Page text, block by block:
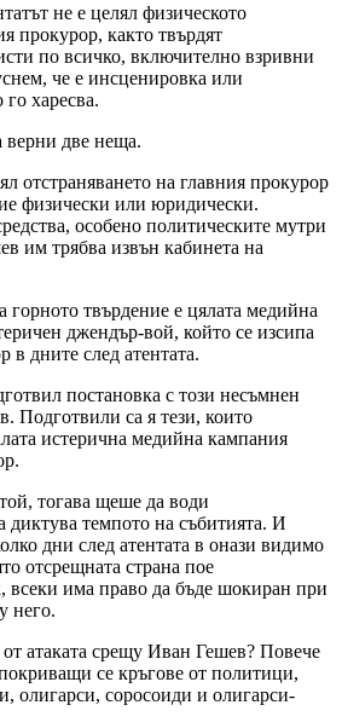
не е целял физическото
прокурор, както твърдят
по всичко, включително взривни
че е инсценировка или
харесва.
верни две неща.
отстраняването на главния прокурор
физически или юридически.
особено политическите мутри
им трябва извън кабинета на
горното твърдение е цялата медийна
джендър-вой, който се изсипа
в дните след атентата.
постановка с този несъмнен
Подготвили са я тези, които
истерична медийна кампания
тогава щеше да води
темпото на събитията. И
дни след атентата в онази видимо
отсрещната страна пое
всеки има право да бъде шокиран при
него.
атаката срещу Иван Гешев? Повече
се кръгове от политици,
олигарси, соросоиди и олигарси-